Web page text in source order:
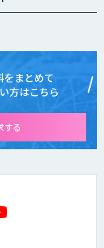
をまとめて
方はこちら
する